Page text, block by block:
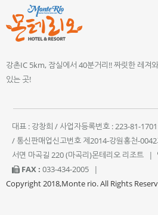
강촌IC 5km, 잠실에서 40분거리!! 짜릿한 레져
있는 곳!
대표 : 강창희 / 사업자등록번호 : 223-81-
/ 통신판매업신고번호 제2014-강원홍천-
서면 마곡길 220 (마곡리)몬테리오 리조트
|
FAX : 033-434-2005
|
Copyright 2018,Monte rio. All Rights